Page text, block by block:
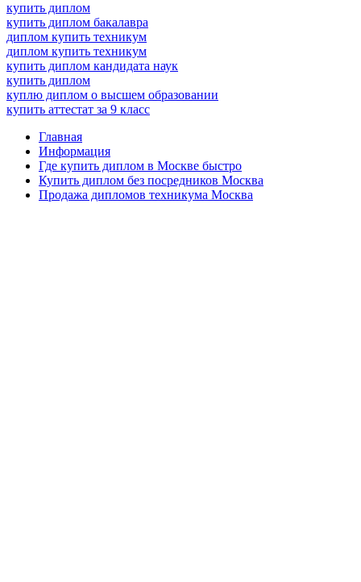
купить диплом
купить диплом бакалавра
диплом купить техникум
диплом купить техникум
купить диплом кандидата наук
купить диплом
куплю диплом о высшем образовании
купить аттестат за 9 класс
Главная
Информация
Где купить диплом в Москве быстро
Купить диплом без посредников Москва
Продажа дипломов техникума Москва